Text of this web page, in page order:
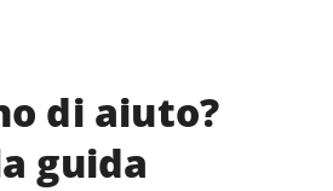
di aiuto?
guida